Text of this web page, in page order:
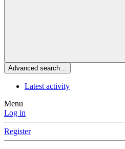
Advanced search…
Latest activity
Menu
Log in
Register